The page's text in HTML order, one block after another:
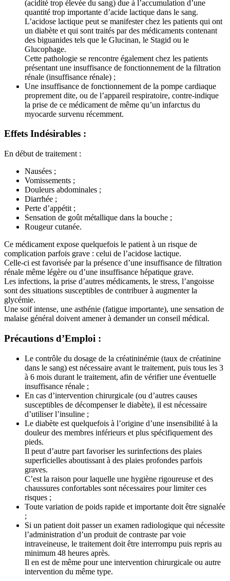
(acidité trop élevée du sang) due à l’accumulation d’une
quantité trop importante d’acide lactique dans le sang.
L’acidose lactique peut se manifester chez les patients qui ont
un diabète et qui sont traités par des médicaments contenant
des biguanides tels que le Glucinan, le Stagid ou le
Glucophage.
Cette pathologie se rencontre également chez les patients
présentant une insuffisance de fonctionnement de la filtration
rénale (insuffisance rénale) ;
Une insuffisance de fonctionnement de la pompe cardiaque
proprement dite, ou de l’appareil respiratoire, contre-indique
la prise de ce médicament de même qu’un infarctus du
myocarde survenu récemment.
Effets Indésirables :
En début de traitement :
Nausées ;
Vomissements ;
Douleurs abdominales ;
Diarrhée ;
Perte d’appétit ;
Sensation de goût métallique dans la bouche ;
Rougeur cutanée.
Ce médicament expose quelquefois le patient à un risque de
complication parfois grave : celui de l’acidose lactique.
Celle-ci est favorisée par la présence d’une insuffisance de filtration
rénale même légère ou d’une insuffisance hépatique grave.
Les infections, la prise d’autres médicaments, le stress, l’angoisse
sont des situations susceptibles de contribuer à augmenter la
glycémie.
Une soif intense, une asthénie (fatigue importante), une sensation de
malaise général doivent amener à demander un conseil médical.
Précautions d’Emploi :
Le contrôle du dosage de la créatininémie (taux de créatinine
dans le sang) est nécessaire avant le traitement, puis tous les 3
à 6 mois durant le traitement, afin de vérifier une éventuelle
insuffisance rénale ;
En cas d’intervention chirurgicale (ou d’autres causes
susceptibles de décompenser le diabète), il est nécessaire
d’utiliser l’insuline ;
Le diabète est quelquefois à l’origine d’une insensibilité à la
douleur des membres inférieurs et plus spécifiquement des
pieds.
Il peut d’autre part favoriser les surinfections des plaies
superficielles aboutissant à des plaies profondes parfois
graves.
C’est la raison pour laquelle une hygiène rigoureuse et des
chaussures confortables sont nécessaires pour limiter ces
risques ;
Toute variation de poids rapide et importante doit être signalée
;
Si un patient doit passer un examen radiologique qui nécessite
l’administration d’un produit de contraste par voie
intraveineuse, le traitement doit être interrompu puis repris au
minimum 48 heures après.
Il en est de même pour une intervention chirurgicale ou autre
intervention du même type.